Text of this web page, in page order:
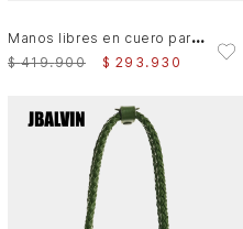
M
anos libres en cuero para hombre Mikeno 4.0
$ 419.900 $ 293 . 930